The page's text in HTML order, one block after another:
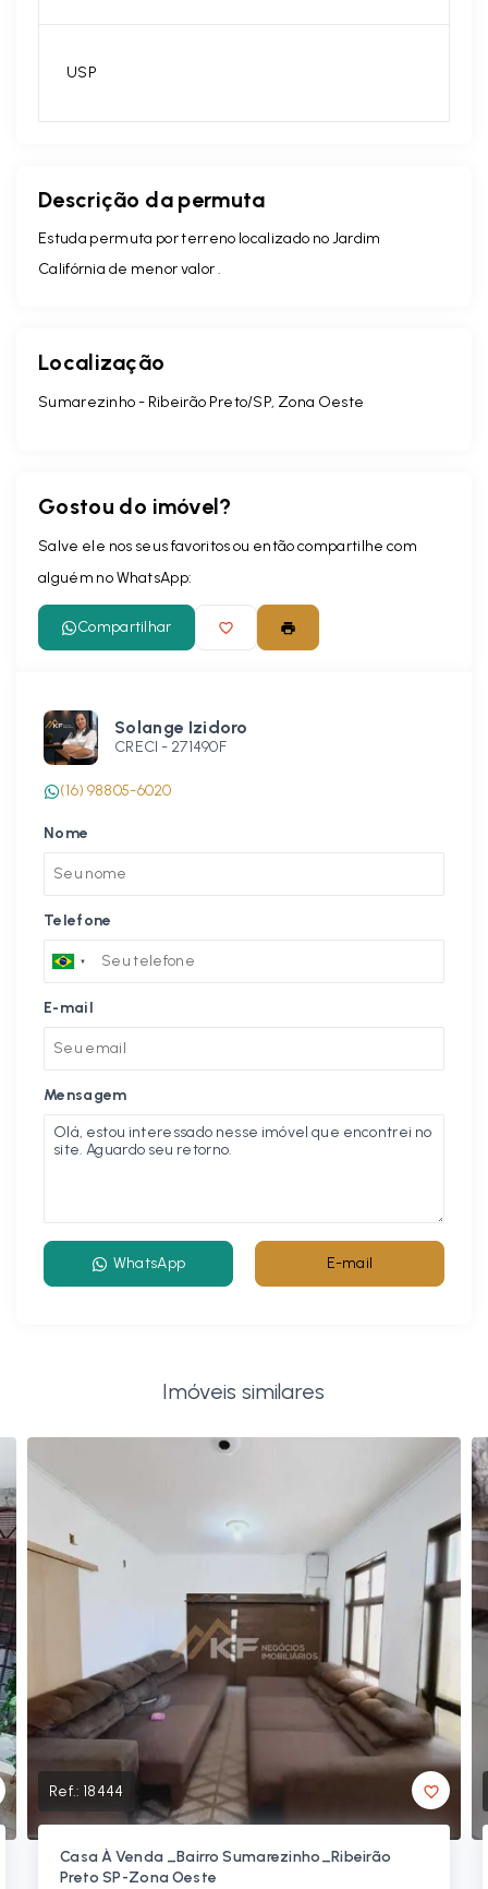
USP
Descrição da permuta
Estuda permuta por terreno localizado no Jardim
Califórnia de menor valor .
Localização
Sumarezinho - Ribeirão Preto/SP, Zona Oeste
Gostou do imóvel?
Salve ele nos seus favoritos ou então compartilhe com
alguém no WhatsApp:
Compartilhar
Solange Izidoro
CRECI - 271490F
(16) 98805-6020
Nome
Telefone
E-mail
Mensagem
WhatsApp E-mail
Imóveis similares
Ref.: 18444
Casa À Venda _Bairro Sumarezinho_Ribeirão
Preto SP-Zona Oeste